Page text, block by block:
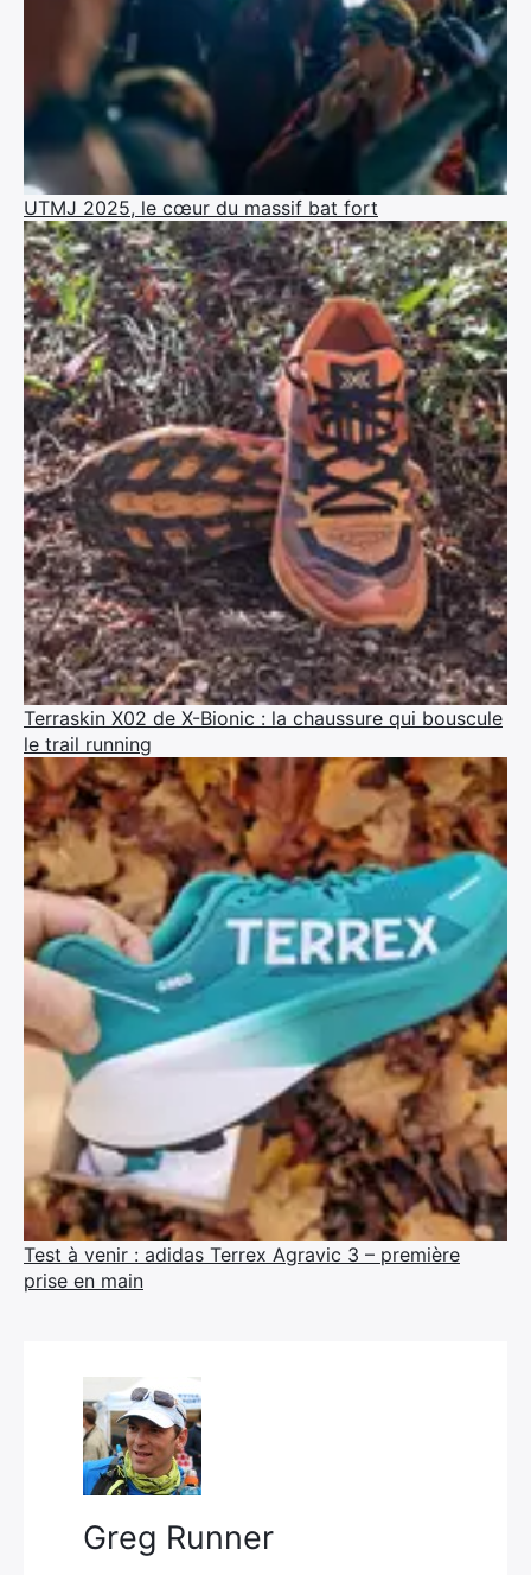
UTMJ 2025, le cœur du massif bat fort
Terraskin X02 de X-Bionic : la chaussure qui bouscule
le trail running
Test à venir : adidas Terrex Agravic 3 – première
prise en main
Greg Runner